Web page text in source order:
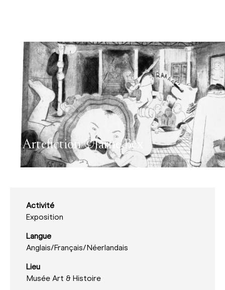
Artefiction ©Jarne Bex
Activité
Exposition
Langue
Anglais/Français/Néerlandais
Lieu
Musée Art & Histoire